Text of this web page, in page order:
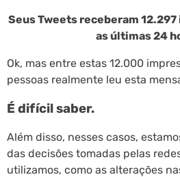
Seus Tweets receberam
as últimas 24
Ok, mas entre estas 12.000
pessoas realmente leu esta
É difícil saber.
Além disso, nesses casos,
das decisões tomadas pelas
utilizamos, como as alterações